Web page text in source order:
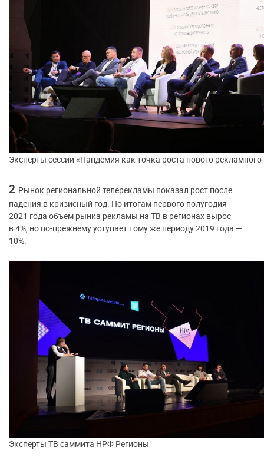
Эксперты сессии «Пандемия как точка роста нового
2 Рынок региональной телерекламы показал рост после
падения в кризисный год. По итогам первого полугодия
2021 года объем рынка рекламы на ТВ в регионах вырос
в 4%, но по-прежнему уступает тому же периоду 2019 года —
10%.
Эксперты ТВ саммита НРФ Регионы